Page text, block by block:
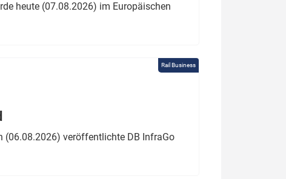
heute (07.08.2026) im Europäischen
Rail Business
(06.08.2026) veröffentlichte DB InfraGo